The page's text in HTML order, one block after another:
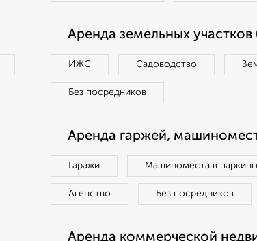
Аренда земельных участков
ИЖС Садоводство
Без посредников
Аренда гаржей,
Гаражи Машиноместа в
Агенство Без посредников
Аренда коммерческой